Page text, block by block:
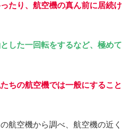
たり、航空機の真ん前に居続け
した一回転をするなど、極めて
ちの航空機では一般にすること
航空機から調べ、航空機の近く